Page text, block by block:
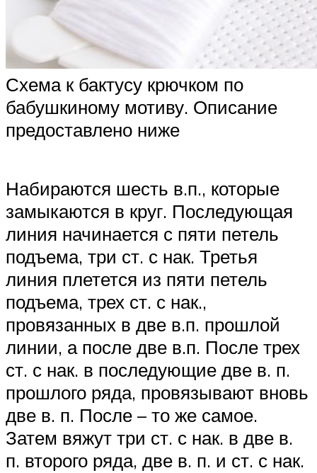
Схема к бактусу крючком по
бабушкиному мотиву. Описание
предоставлено ниже
Набираются шесть в.п., которые
замыкаются в круг. Последующая
линия начинается с пяти петель
подъема, три ст. с нак. Третья
линия плетется из пяти петель
подъема, трех ст. с нак.,
провязанных в две в.п. прошлой
линии, а после две в.п. После трех
ст. с нак. в последующие две в. п.
прошлого ряда, провязывают вновь
две в. п. После – то же самое.
Затем вяжут три ст. с нак. в две в.
п. второго ряда, две в. п. и ст. с нак.